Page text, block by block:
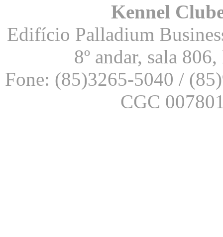
Kennel
Edifício Palladium
8º andar, sala
Fone: (85)3265-5040 /
CGC